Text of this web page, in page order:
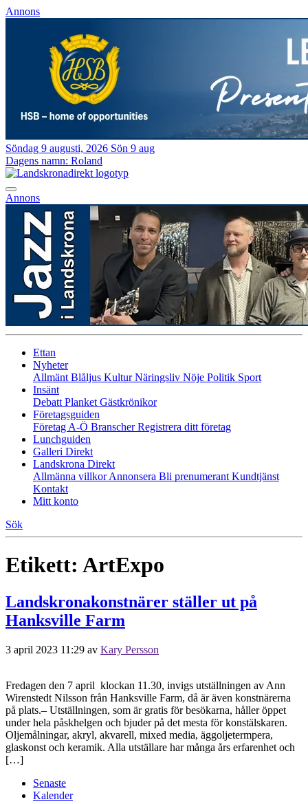
Annons
Söndag 9 augusti, 2026 Sön 9 aug
Dagens namn: Roland
Annons
Ettan
Nyheter
Allmänt Blåljus KulturNäringsliv Nöje Politik Sport
Insänt
Debatt Planket Gästkrönikor
Företagsguiden
Företag A-Ö BranscherRegistrera ditt företag
Lunchguiden
Galleri Direkt
Landskrona Direkt
Allmänna villkorAnnonsera Bli prenumerant Kundtjänst
Kontakt
Mitt konto
Sök
Etikett: ArtExpo
Landskronakonstnärer ställer ut på
Hanksville Farm
3 april 2023 11:29 av Kary Persson
Fredagen den 7 april klockan 11.30, invigs utställningen av Ann
Wirenstedt Nilsson från Hanksville Farm, då är även konstnärerna
på plats.– Utställningen, som är gratis för besökarna, håller öppet
under hela påskhelgen och bjuder på det mesta för konstälskaren.
Oljemålningar, akryl, akvarell, mixed media, äggoljetermpera,
glaskonst och keramik. Alla utställare har många års erfarenhet och
[…]
Senaste
Kalender